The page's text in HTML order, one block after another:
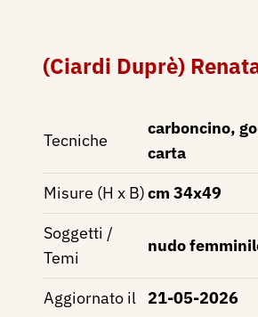
(Ciardi Duprè)
Tecniche
carboncino,
carta
Misure (H x B)cm 34x49
Soggetti /
Temi
nudo
Aggiornato il 21-05-2026